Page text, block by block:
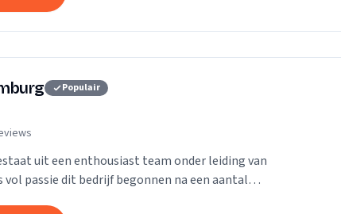
Populair
uit een enthousiast team onder leiding van
vol passie dit bedrijf begonnen na een aantal